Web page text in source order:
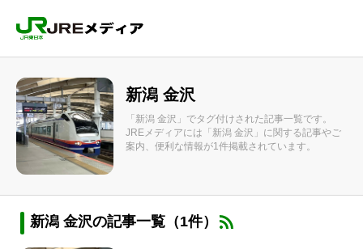
新潟 金沢
「新潟 金沢」でタグ付けされた記事一覧です。
JREメディアには「新潟 金沢」に関する記事やご
案内、便利な情報が1件掲載されています。
新潟 金沢の記事一覧（1件）